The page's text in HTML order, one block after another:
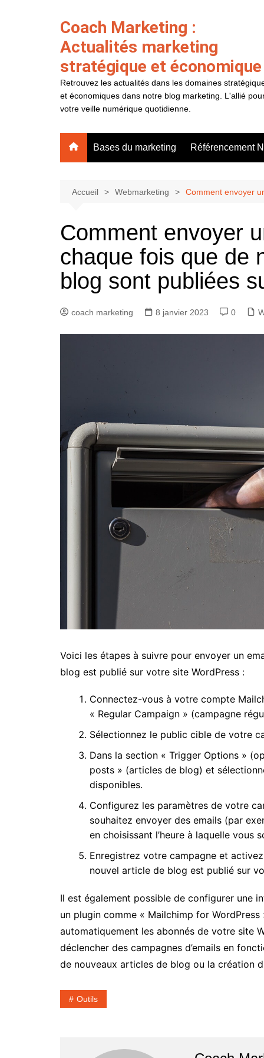
Coach Marketing :
Actualités marketing
stratégique et économique
Retrouvez les actualités dans les domaines
et économiques dans notre blog marketing. L'allié
votre veille numérique quotidienne.
Bases du marketing Référencement
Accueil Webmarketing Comment envoyer
Comment envoyer
chaque fois que de
blog sont publiées
coach marketing 8 janvier 2023 0
Voici les étapes à suivre pour envoyer un
blog est publié sur votre site WordPress :
Connectez-vous à votre compte
« Regular Campaign » (campagne
Sélectionnez le public cible de votre
Dans la section « Trigger Options »
posts » (articles de blog) et
disponibles.
Configurez les paramètres de votre
souhaitez envoyer des emails (par
en choisissant l’heure à laquelle vous
Enregistrez votre campagne et
nouvel article de blog est publié sur
Il est également possible de configurer une
un plugin comme « Mailchimp for
automatiquement les abonnés de votre site
déclencher des campagnes d’emails en
de nouveaux articles de blog ou la création
Outils